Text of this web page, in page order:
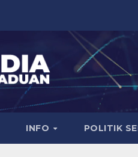
INFO POLITIK